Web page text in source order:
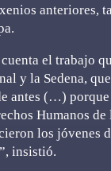
anteriores,
el trabajo
y la Sedena,
antes (…) porque
Humanos
los jóvenes
insistió.